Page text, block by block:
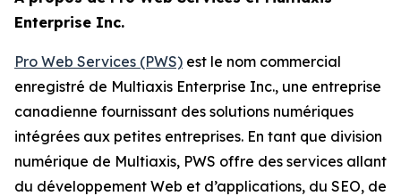
Enterprise Inc.
Pro Web Services (PWS) est le nom commercial
enregistré de Multiaxis Enterprise Inc., une entreprise
canadienne fournissant des solutions numériques
intégrées aux petites entreprises. En tant que division
numérique de Multiaxis, PWS offre des services allant
du développement Web et d’applications, du SEO, de